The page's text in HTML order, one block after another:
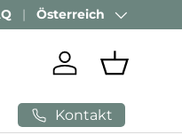
Land/Region
Österreich
Einloggen
Kontakt